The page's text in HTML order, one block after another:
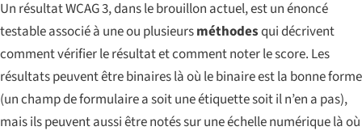
Un résultatWCAG 3, dans le brouillon actuel, est un énoncé
testable associé à une ou plusieursméthodesqui décrivent
comment vérifier le résultat et comment noter le score. Les
résultats peuvent être binaires là où le binaire est la bonne forme
(un champ de formulaire a soit une étiquette soit il n’en a pas),
mais ils peuvent aussi être notés sur une échelle numérique là où